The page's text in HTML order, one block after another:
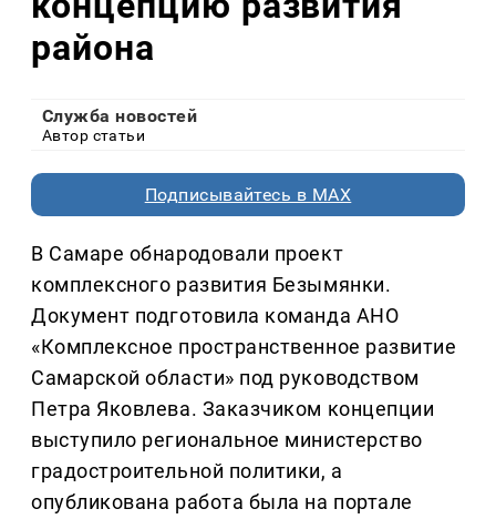
района
Служба новостей
Автор статьи
Подписывайтесь в MAX
В Самаре обнародовали проект
комплексного развития Безымянки.
Документ подготовила команда АНО
«Комплексное пространственное развитие
Самарской области» под руководством
Петра Яковлева. Заказчиком концепции
выступило региональное министерство
градостроительной политики, а
опубликована работа была на портале